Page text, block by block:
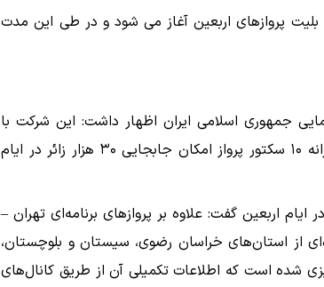
پروازهای اربعین آغاز می شود و در طی این مدت
جمهوری اسلامی ایران اظهار داشت: این شرکت با
بهره‌گیری از شش فروند هواپیمای پهن‌پیکر و انجام روزانه ۱۰ سکتور پرواز امکان جابجایی ۳۰ هزار زائر در ایام
اربعین گفت: علاوه بر پروازهای برنامه‌ای تهران –
از استان‌های خراسان رضوی، سیستان و بلوچستان،
شده است که اطلاعات تکمیلی آن از طریق کانال‌های